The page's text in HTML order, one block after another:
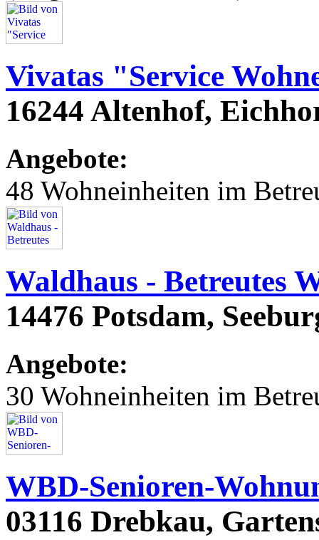
Vivatas "Service
16244 Altenhof,
Angebote:
48 Wohneinheiten im
Waldhaus - Betreutes
14476 Potsdam,
Angebote:
30 Wohneinheiten im
WBD-Senioren-
03116 Drebkau,